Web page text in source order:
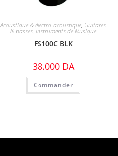
Acoustique & électro-acoustique, Guitares
& basses, Instruments de Musique
FS100C BLK
38.000DA
Commander